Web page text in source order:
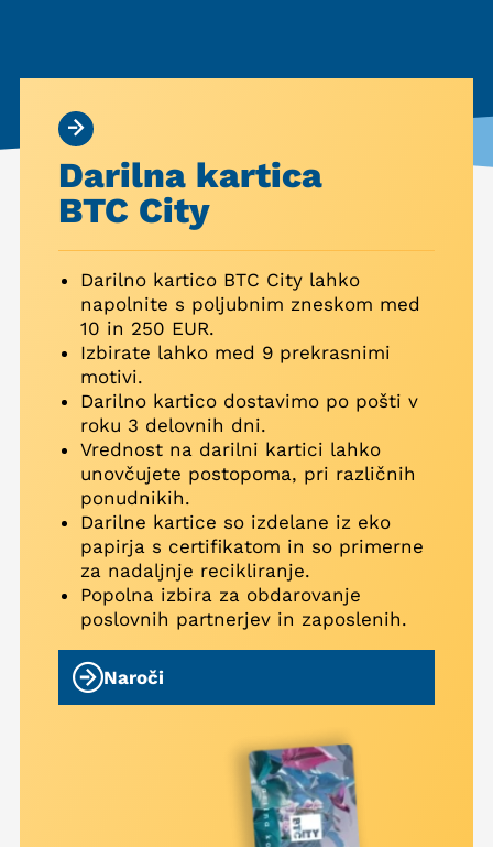
Darilna kartica
BTC City
Darilno kartico BTC City lahko
napolnite s poljubnim zneskom med
10 in 250 EUR.
Izbirate lahko med 9 prekrasnimi
motivi.
Darilno kartico dostavimo po pošti v
roku 3 delovnih dni.
Vrednost na darilni kartici lahko
unovčujete postopoma, pri različnih
ponudnikih.
Darilne kartice so izdelane iz eko
papirja s certifikatom in so primerne
za nadaljnje recikliranje.
Popolna izbira za obdarovanje
poslovnih partnerjev in zaposlenih.
Naroči